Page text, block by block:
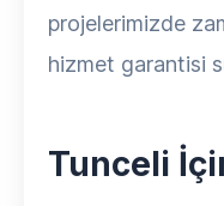
projelerimizde
hizmet garantisi
Tunceli